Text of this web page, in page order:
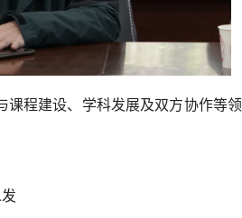
课程建设、学科发展及双方协作等领